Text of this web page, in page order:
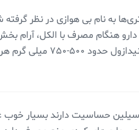
به نام بی هوازی در نظر
هنگام مصرف با الکل، آرام
صورت خوراکی است.
حساسیت دارند بسیار خوب